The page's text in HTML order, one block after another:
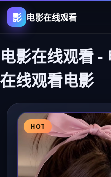
影 电影在线观看
电影在线观看 -
在线观看电影
HOT